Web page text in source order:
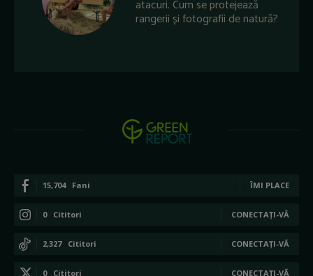
atacuri. Cum se protejează
rangerii și fotografii de natură?
15,704 Fani ÎMI PLACE
0 Cititori CONECTAȚI-VĂ
2,327 Cititori CONECTAȚI-VĂ
0 Cititori CONECTAȚI-VĂ